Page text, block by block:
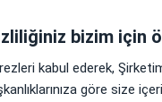
bizim için
kabul ederek,
göre size